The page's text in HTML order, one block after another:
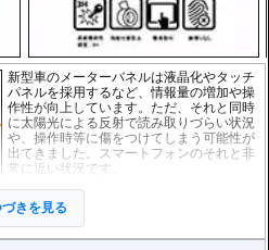
新型車のメーターバネルは液晶化やタッチ
パネルを採用するなど、情報量の増加や操
作性が向上しています。ただ、それと同時
に太陽光による反射で読み取りづらい状況
や、操作時等に傷をつけてしまう可能性が
出てきました。スマートフォンのそれと非
常に近い状況です。
このメーターパネルプロテクションフィル
ムは不要な傷や汚れからメーターパネルを
保護します。
ており、それぞれ目的に合わせたものをご
きを見る